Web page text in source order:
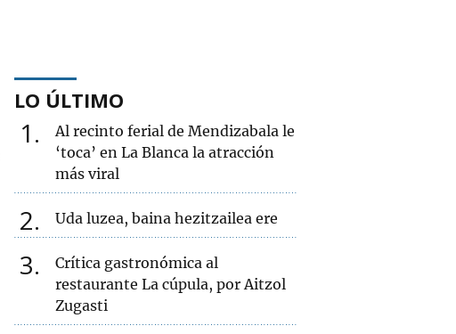
LO ÚLTIMO
1
Al recinto ferial de Mendizabala le
‘toca’ en La Blanca la atracción
más viral
2 Uda luzea, baina hezitzailea ere
3
Crítica gastronómica al
restaurante La cúpula, por Aitzol
Zugasti